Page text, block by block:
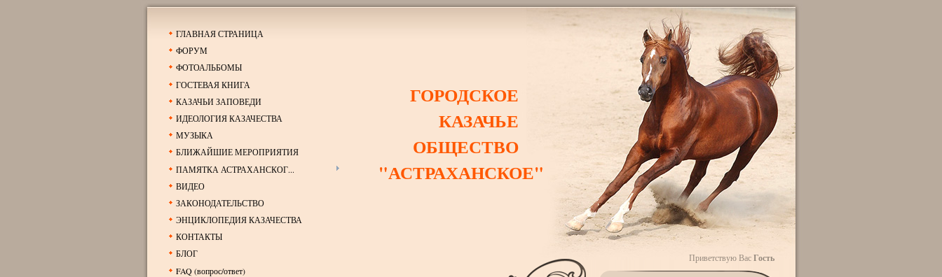
ГЛАВНАЯ СТРАНИЦА
ФОРУМ
ФОТОАЛЬБОМЫ
ГОСТЕВАЯ КНИГА
КАЗАЧЬИ ЗАПОВЕДИ
ИДЕОЛОГИЯ КАЗАЧЕСТВА
МУЗЫКА
БЛИЖАЙШИЕ МЕРОПРИЯТИЯ
ПАМЯТКА АСТРАХАНСКОГ...
ВИДЕО
ЗАКОНОДАТЕЛЬСТВО
ЭНЦИКЛОПЕДИЯ КАЗАЧЕСТВА
КОНТАКТЫ
БЛОГ
FAQ (вопрос/ответ)
ГОРОДСКОЕ
КАЗАЧЬЕ
ОБЩЕСТВО
"АСТРАХАНСКОЕ"
Приветствую Вас Гость